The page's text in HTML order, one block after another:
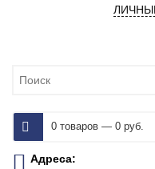
0 товаров — 0 руб.
Адреса: